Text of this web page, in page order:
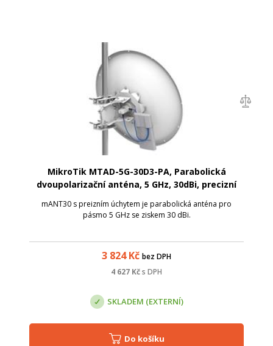
MikroTik MTAD-5G-30D3-PA, Parabolická
dvoupolarizační anténa, 5 GHz, 30dBi, precizní
mANT30 s preizním úchytem je parabolická anténa pro
pásmo 5 GHz se ziskem 30 dBi.
3 824Kč bez DPH
4 627 Kčs DPH
SKLADEM (EXTERNÍ)
Do košíku